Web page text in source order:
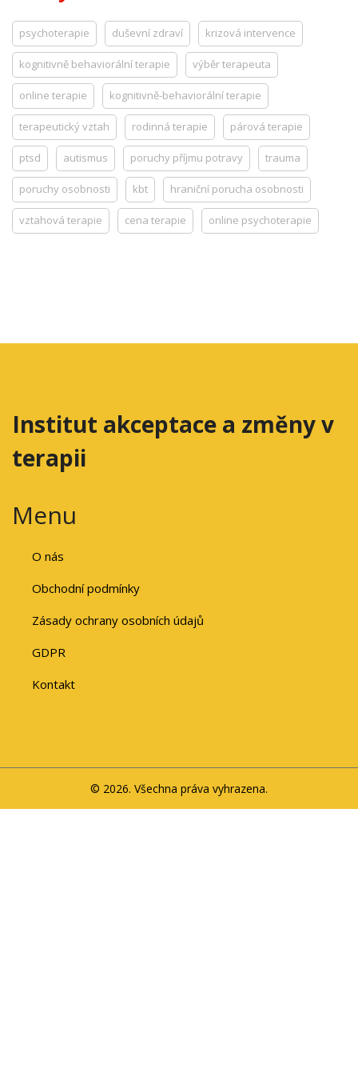
psychoterapie duševní zdraví krizová intervence
kognitivně behaviorální terapie výběr terapeuta
online terapie kognitivně-behaviorální terapie
terapeutický vztah rodinná terapie párová terapie
ptsd autismus poruchy příjmu potravy trauma
poruchy osobnosti kbt hraniční porucha osobnosti
vztahová terapie cena terapie online psychoterapie
Institut akceptace a změny v
terapii
Menu
O nás
Obchodní podmínky
Zásady ochrany osobních údajů
GDPR
Kontakt
© 2026. Všechna práva vyhrazena.